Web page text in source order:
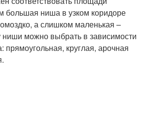
большая ниша в узком коридоре
а слишком маленькая –
ниши можно выбрать в зависимости
прямоугольная, круглая, арочная